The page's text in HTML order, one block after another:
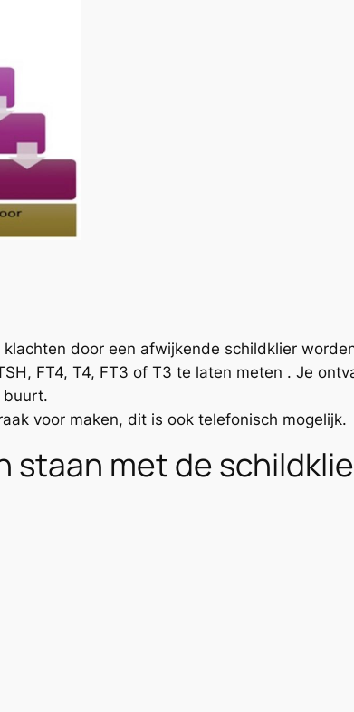
door een afwijkende schildklier
FT4, T4, FT3 of T3 te laten meten . Je
buurt.
voor maken, dit is ook telefonisch mogelijk.
staan met de